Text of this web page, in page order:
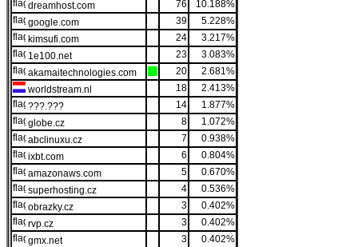
dreamhost.com
76
10.188%
google.com
39
5.228%
kimsufi.com
24
3.217%
1e100.net
23
3.083%
akamaitechnologies.com
20
2.681%
worldstream.nl
18
2.413%
???.???
14
1.877%
globe.cz
8
1.072%
abclinuxu.cz
7
0.938%
ixbt.com
6
0.804%
amazonaws.com
5
0.670%
superhosting.cz
4
0.536%
obrazky.cz
3
0.402%
rvp.cz
3
0.402%
gmx.net
3
0.402%